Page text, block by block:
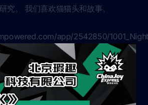
究。 我们喜欢猫猫头和故事。
app/2542850/